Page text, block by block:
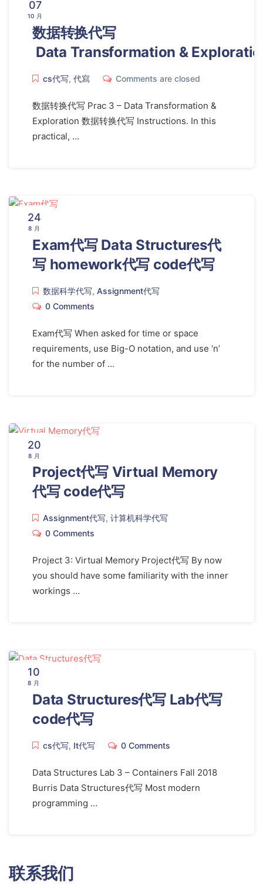
07
10 月
数据转换代写
Data Transformation &
cs代写, 代寫 Comments are closed
数据转换代写 Prac 3 – Data Transformation &
Exploration 数据转换代写 Instructions. In this
practical, …
24
8 月
Exam代写 Data Structures代
写 homework代写 code代写
数据科学代写, Assignment代写
0 Comments
Exam代写 When asked for time or space
requirements, use Big-O notation, and use ‘n’
for the number of …
20
8 月
Project代写 Virtual Memory
代写 code代写
Assignment代写, 计算机科学代写
0 Comments
Project 3: Virtual Memory Project代写 By now
you should have some familiarity with the inner
workings …
10
8 月
Data Structures代写 Lab代写
code代写
cs代写, It代写 0 Comments
Data Structures Lab 3 – Containers Fall 2018
Burris Data Structures代写 Most modern
programming …
联系我们